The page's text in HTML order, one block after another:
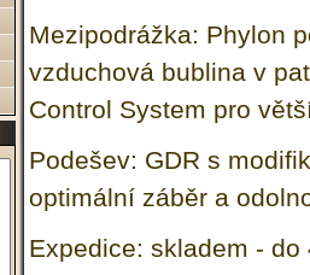
Mezipodrážka: Phylon
vzduchová bublina v
Control System pro
Podešev: GDR s
optimální záběr a
Expedice: skladem - do